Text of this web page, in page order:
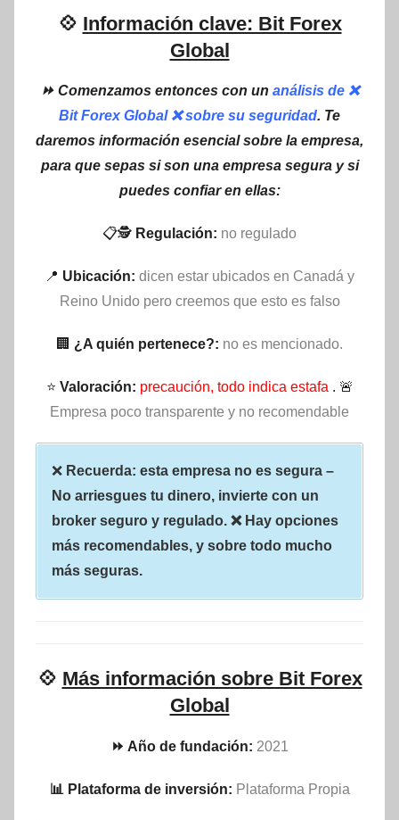
💠 Información clave: Bit Forex
Global
⏩ Comenzamos entonces con un análisis de ❌
Bit Forex Global ❌ sobre su seguridad. Te
daremos información esencial sobre la empresa,
para que sepas si son una empresa segura y si
puedes confiar en ellas:
📋🕵 Regulación: no regulado
📍 Ubicación: dicen estar ubicados en Canadá y
Reino Unido pero creemos que esto es falso
🏢 ¿A quién pertenece?: no es mencionado.
⭐ Valoración: precaución, todo indica estafa . 🚨
Empresa poco transparente y no recomendable
❌ Recuerda: esta empresa no es segura –
No arriesgues tu dinero, invierte con un
broker seguro y regulado. ❌ Hay opciones
más recomendables, y sobre todo mucho
más seguras.
💠 Más información sobre Bit Forex
Global
⏩ Año de fundación: 2021
📊 Plataforma de inversión: Plataforma Propia